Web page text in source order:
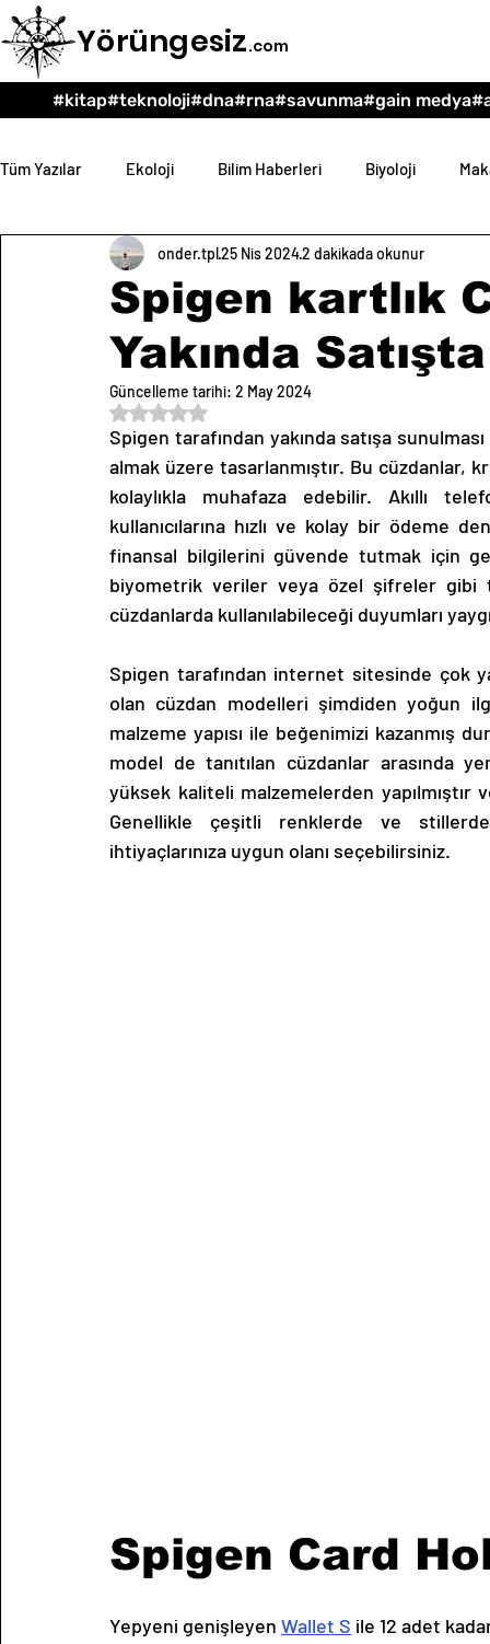
Yörüngesiz.com
Tüm Yazılar Ekoloji Bilim Haberleri Biyoloji
Psikoloji Eğitim Felsefe
Spigen kartlık
Yakında Satışta
onder.tpl25 Nis 20242 dakikada okunur
Güncelleme tarihi: 2 May 2024
5 üzerinden NaN yıldız
Spigen tarafından yakında satışa
almak üzere tasarlanmıştır. Bu cüzdanlar,
kolaylıkla muhafaza edebilir. Akıllı
kullanıcılarına hızlı ve kolay bir ödeme
finansal bilgilerini güvende tutmak için
biyometrik veriler veya özel şifreler
cüzdanlarda kullanılabileceği duyumları
Spigen tarafından internet sitesinde çok
olan cüzdan modelleri şimdiden yoğun
malzeme yapısı ile beğenimizi kazanmış
model de tanıtılan cüzdanlar arasında
yüksek kaliteli malzemelerden yapılmıştır
Genellikle çeşitli renklerde ve
ihtiyaçlarınıza uygun olanı seçebilirsiniz.
Spigen Card
Yepyeni genişleyen Wallet S ile 12 adet
#kitap#teknoloji#dna#rna#savunma#gain medya